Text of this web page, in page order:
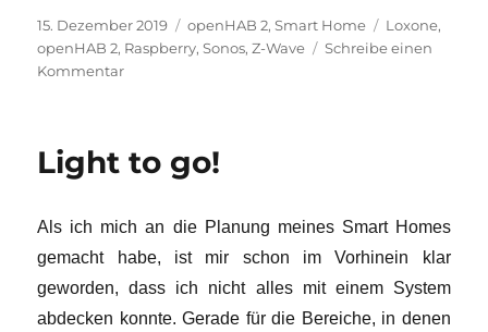
Veröffentlicht
am
15. Dezember 2019 Kategorien
openHAB 2,Smart Home Schlagwörter
Loxone,
openHAB 2, Raspberry,Sonos,Z-Wave
Schreibe einen
Kommentarzu
und
OpenHAB
im
Einsatz
nasse
Füße
Light to go!
Als ich mich an die Planung meines Smart Homes
gemacht habe, ist mir schon im Vorhinein klar
geworden, dass ich nicht alles mit einem System
abdecken konnte. Gerade für die Bereiche, in denen